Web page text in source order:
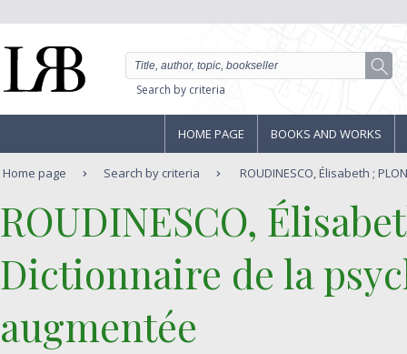
Search by criteria
HOME PAGE BOOKS AND WORKS
Home page Search by criteria ROUDINESCO, Élisabeth ;
‎ROUDINESCO,
‎Dictionnaire de la
augmentée‎